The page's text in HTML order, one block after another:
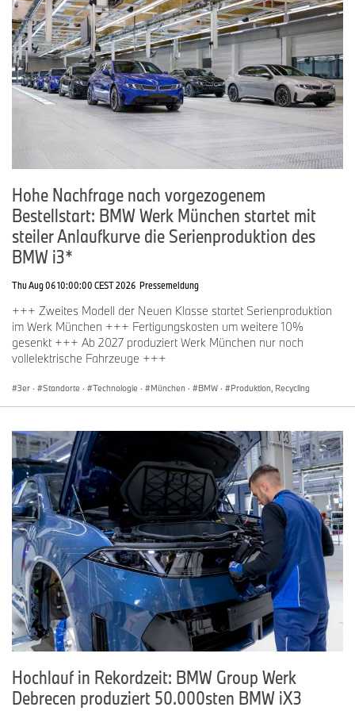
Recyclingmethode liegt bei der BMW Group.
Hohe Nachfrage nach vorgezogenem
Bestellstart: BMW Werk München startet mit
steiler Anlaufkurve die Serienproduktion des
BMW i3*
Thu Aug 06 10:00:00 CEST 2026 Pressemeldung
+++ Zweites Modell der Neuen Klasse startet Serienproduktion
im Werk München +++ Fertigungskosten um weitere 10%
gesenkt +++ Ab 2027 produziert Werk München nur noch
vollelektrische Fahrzeuge +++
3er · Standorte · Technologie · München · BMW · Produktion, Recycling
Hochlauf in Rekordzeit: BMW Group Werk
Debrecen produziert 50.000sten BMW iX3